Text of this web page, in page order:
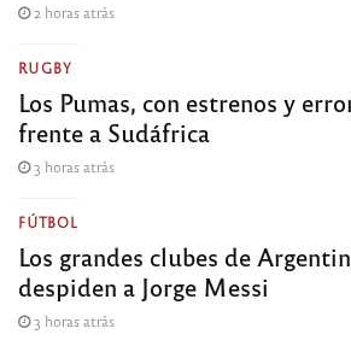
2 horas atrás
RUGBY
Los Pumas, con estrenos y
frente a Sudáfrica
3 horas atrás
FÚTBOL
Los grandes clubes de
despiden a Jorge Messi
3 horas atrás